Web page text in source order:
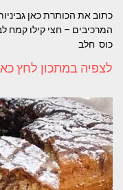
כתוב את הכותרת כאן
כוס חלב
לצפיה במתכון לחץ